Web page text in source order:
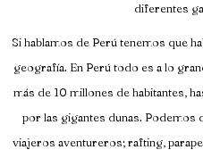
diferentes
Si hablamos de Perú tenemos que
geografía. En Perú todo es a lo
más de 10 millones de habitantes,
por las gigantes dunas. Podemos
viajeros aventureros; rafting,